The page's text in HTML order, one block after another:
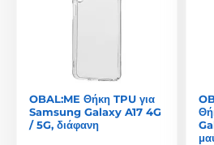
OBAL:ME Θήκη TPU για
Samsung Galaxy A17 4G
/ 5G, διάφανη